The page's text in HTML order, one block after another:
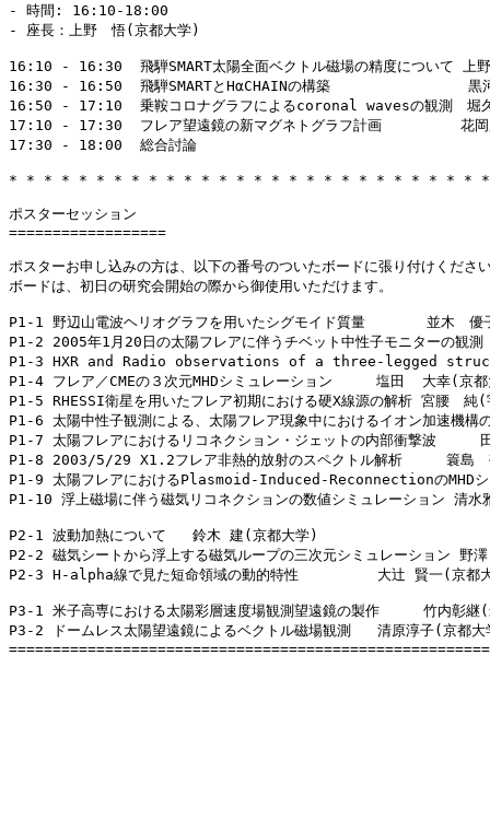
- 時間: 16:10-18:00
- 座長：上野　悟(京都大学)
16:10 - 16:30  飛騨SMART太陽全面ベクトル磁場の精度について 上
16:30 - 16:50  飛騨SMARTとHαCHAINの構築　　　　　　      黒
16:50 - 17:10  乗鞍コロナグラフによるcoronal wavesの観測　堀
17:10 - 17:30  フレア望遠鏡の新マグネトグラフ計画         花岡
17:30 - 18:00  総合討論
* * * * * * * * * * * * * * * * * * * * * * * * * * *
ポスターセッション
==================
ポスターお申し込みの方は、以下の番号のついたボードに張り付けくださ
ボードは、初日の研究会開始の際から御使用いただけます。
P1-1 野辺山電波ヘリオグラフを用いたシグモイド質量       並木　優
P1-2 2005年1月20日の太陽フレアに伴うチベット中性子モニターの観
P1-3 HXR and Radio observations of a three-legged
P1-4 フレア／CMEの３次元MHDシミュレーション     塩田  大幸(京
P1-5 RHESSI衛星を用いたフレア初期における硬X線源の解析 宮腰　純
P1-6 太陽中性子観測による、太陽フレア現象中におけるイオン加速機
P1-7 太陽フレアにおけるリコネクション・ジェットの内部衝撃波
P1-8 2003/5/29 X1.2フレア非熱的放射のスペクトル解析     簑島
P1-9 太陽フレアにおけるPlasmoid-Induced-ReconnectionのMHDシ
P1-10 浮上磁場に伴う磁気リコネクションの数値シミュレーション 清
P2-1 波動加熱について   鈴木 建(京都大学)
P2-2 磁気シートから浮上する磁気ループの三次元シミュレーション 野
P2-3 H-alpha線で見た短命領域の動的特性         大辻 賢一(京都
P3-1 米子高専における太陽彩層速度場観測望遠鏡の製作     竹内彰継(
P3-2 ドームレス太陽望遠鏡によるベクトル磁場観測   清原淳子(京都